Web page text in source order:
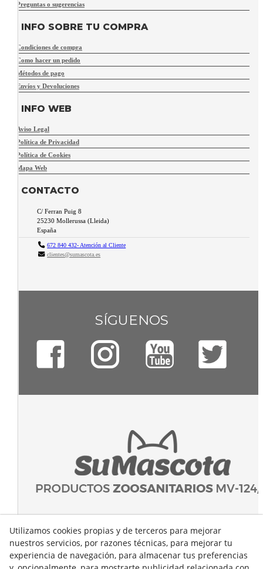
Preguntas o sugerencias
INFO SOBRE TU COMPRA
Condiciones de compra
Como hacer un pedido
Métodos de pago
Envíos y Devoluciones
INFO WEB
Aviso Legal
Política de Privacidad
Política de Cookies
Mapa Web
CONTACTO
C/ Ferran Puig 8
25230 Mollerussa (Lleida)
España
672 840 432- Atención al Cliente
clientes@sumascota.es
SÍGUENOS
Utilizamos cookies propias y de terceros para mejorar
nuestros servicios, por razones técnicas, para mejorar tu
experiencia de navegación, para almacenar tus preferencias